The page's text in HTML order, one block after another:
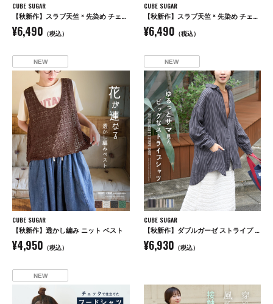
CUBE SUGAR
【秋新作】スラブ天竺 × 先染め チェック 裾フリル リメイク風 プルオーバー Tシャツ
¥6,490 （税込）
CUBE SUGAR
【秋新作】スラブ天竺 × 先染め チェック ポケ付 リメイク風 プルオーバー Tシャツ
¥6,490 （税込）
NEW
CUBE SUGAR
【秋新作】透かし編み ニット ベスト
¥4,950 （税込）
NEW
CUBE SUGAR
【秋新作】ダブルガーゼ ストライプ ビッグシャツ
¥6,930 （税込）
NEW